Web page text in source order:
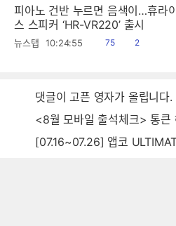
피아노 건반 누르면 음색이…휴라
스 스피커 ‘HR-VR220’ 출시
뉴스탭 10:24:55
읽
75
공
2
댓글이 고픈 영자가 올립니다
<8월 모바일 출석체크> 통큰
[07.16~07.26] 앱코 ULTIMATE GX850